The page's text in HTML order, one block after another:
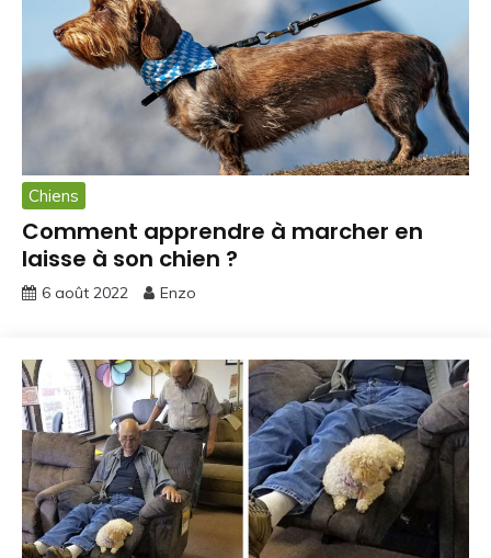
Chiens
Comment apprendre à marcher en
laisse à son chien ?
6 août 2022 Enzo